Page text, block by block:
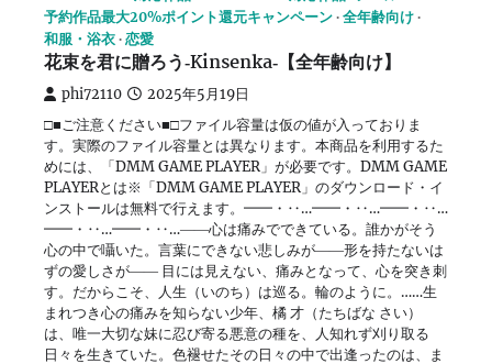
予約作品最大20%ポイント還元キャンペーン 全年齢向け
和服・浴衣 恋愛
花束を君に贈ろう‐Kinsenka‐【全年齢向け】
phi72110 2025年5月19日
□■ご注意ください■□ファイル容量は仮の値が入っておりま
す。実際のファイル容量とは異なります。本商品を利用するた
めには、「DMM GAME PLAYER」が必要です。DMM GAME
PLAYERとは※「DMM GAME PLAYER」のダウンロード・イ
ンストールは無料で行えます。━━・‥…━━・‥…━━・‥…
━━・‥…━━・‥…――心は痛みでできている。誰かがそう
心の中で囁いた。言葉にできない悲しみが――形を持たないは
ずの愛しさが―― 目には見えない、痛みとなって、心を突き刺
す。だからこそ、人生（いのち）は巡る。輪のように。……生
まれつき心の痛みを知らない少年、橘 才（たちばな さい）
は、唯一大切な妹に忍び寄る悪意の種を、人知れず刈り取る
日々を生きていた。色褪せたその日々の中で出逢ったのは、ま